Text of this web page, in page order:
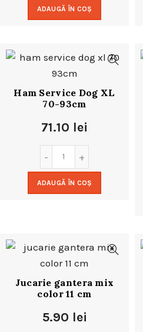
ADAUGĂ ÎN COȘ
Ham Service Dog XL
70-93cm
71.10 lei
ADAUGĂ ÎN COȘ
Jucarie gantera mix
color 11 cm
5.90 lei